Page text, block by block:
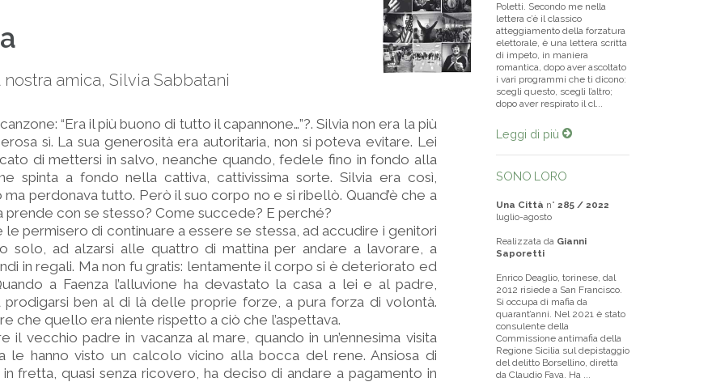
amica, Silvia Sabbatani
“Era il più buono di tutto il capannone…”?. Silvia non era la più
sì. La sua generosità era autoritaria, non si poteva evitare. Lei
di mettersi in salvo, neanche quando, fedele fino in fondo alla
spinta a fondo nella cattiva, cattivissima sorte. Silvia era così,
perdonava tutto. Però il suo corpo no e si ribellò. Quand’è che a
prende con se stesso? Come succede? E perché?
le permisero di continuare a essere se stessa, ad accudire i genitori
solo, ad alzarsi alle quattro di mattina per andare a lavorare, a
in regali. Ma non fu gratis: lentamente il corpo si è deteriorato ed
a Faenza l’alluvione ha devastato la casa a lei e al padre,
ben al di là delle proprie forze, a pura forza di volontà.
che quello era niente rispetto a ciò che l’aspettava.
il vecchio padre in vacanza al mare, quando in un’ennesima visita
le hanno visto un calcolo vicino alla bocca del rene. Ansiosa di
fretta, quasi senza ricovero, ha deciso di andare a pagamento in
Poletti. Secondo me nella
lettera c’è il classico
atteggiamento della forzatura
elettorale, è una lettera scritta
di impeto, in maniera
romantica, dopo aver ascoltato
i vari programmi che ti dicono:
scegli questo, scegli l’altro;
dopo aver respirato il cl...
Leggi di più
SONO LORO
Una Città n° 285 / 2022
luglio-agosto
Realizzata da Gianni
Saporetti
Enrico Deaglio, torinese, dal
2012 risiede a San Francisco.
Si occupa di mafia da
quarant’anni. Nel 2021 è stato
consulente della
Commissione antimafia della
Regione Sicilia sul depistaggio
del delitto Borsellino, diretta
da Claudio Fava. Ha ...